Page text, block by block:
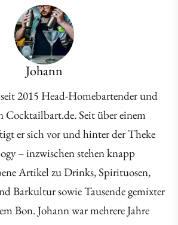
Johann
2015 Head-Homebartender und
Cocktailbart.de. Seit über einem
er sich vor und hinter der Theke
– inzwischen stehen knapp
Artikel zu Drinks, Spirituosen,
Barkultur sowie Tausende gemixter
Bon. Johann war mehrere Jahre